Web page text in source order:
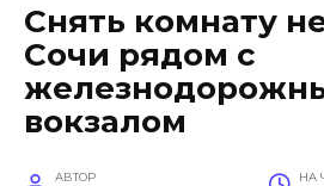
Снять комнату
Сочи рядом с
вокзалом
АВТОР НА